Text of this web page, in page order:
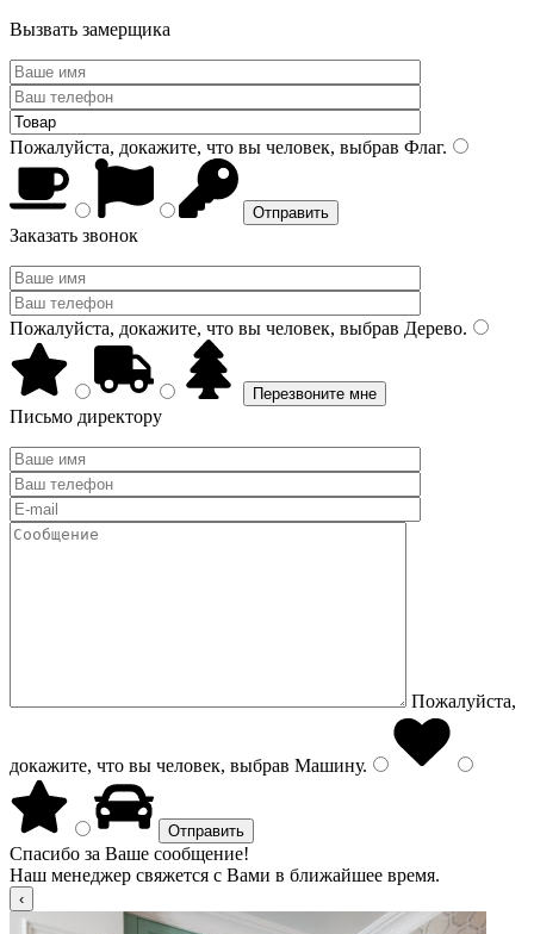
Вызвать замерщика
Пожалуйста, докажите, что вы человек, выбрав Флаг.
Заказать звонок
Пожалуйста, докажите, что вы человек, выбрав Дерево.
Письмо директору
Пожалуйста,
докажите, что вы человек, выбрав Машину.
Спасибо за Ваше сообщение!
Наш менеджер свяжется с Вами в ближайшее время.